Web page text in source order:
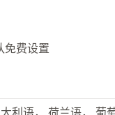
免费设置
利语， 荷兰语， 葡